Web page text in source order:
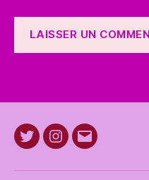
TwitterInstagram
E-